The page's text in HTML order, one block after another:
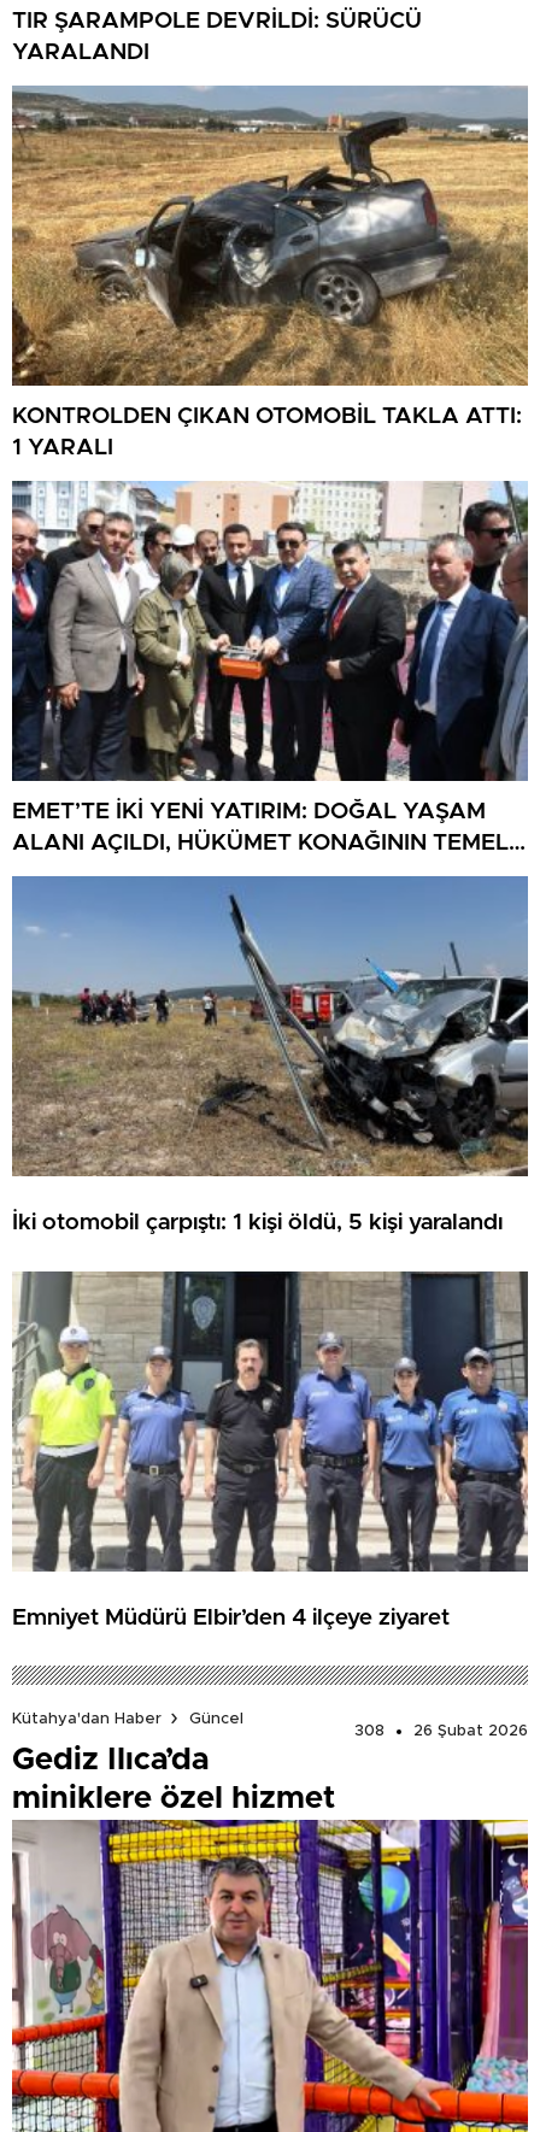
TIR ŞARAMPOLE DEVRİLDİ: SÜRÜCÜ
YARALANDI
KONTROLDEN ÇIKAN OTOMOBİL TAKLA ATTI:
1 YARALI
EMET’TE İKİ YENİ YATIRIM: DOĞAL YAŞAM
ALANI AÇILDI, HÜKÜMET KONAĞININ TEMELİ
ATILDI
İki otomobil çarpıştı: 1 kişi öldü, 5 kişi yaralandı
Emniyet Müdürü Elbir’den 4 ilçeye ziyaret
Kütahya'dan Haber
Güncel
308
26 Şubat 2026
Gediz Ilıca’da
miniklere özel hizmet